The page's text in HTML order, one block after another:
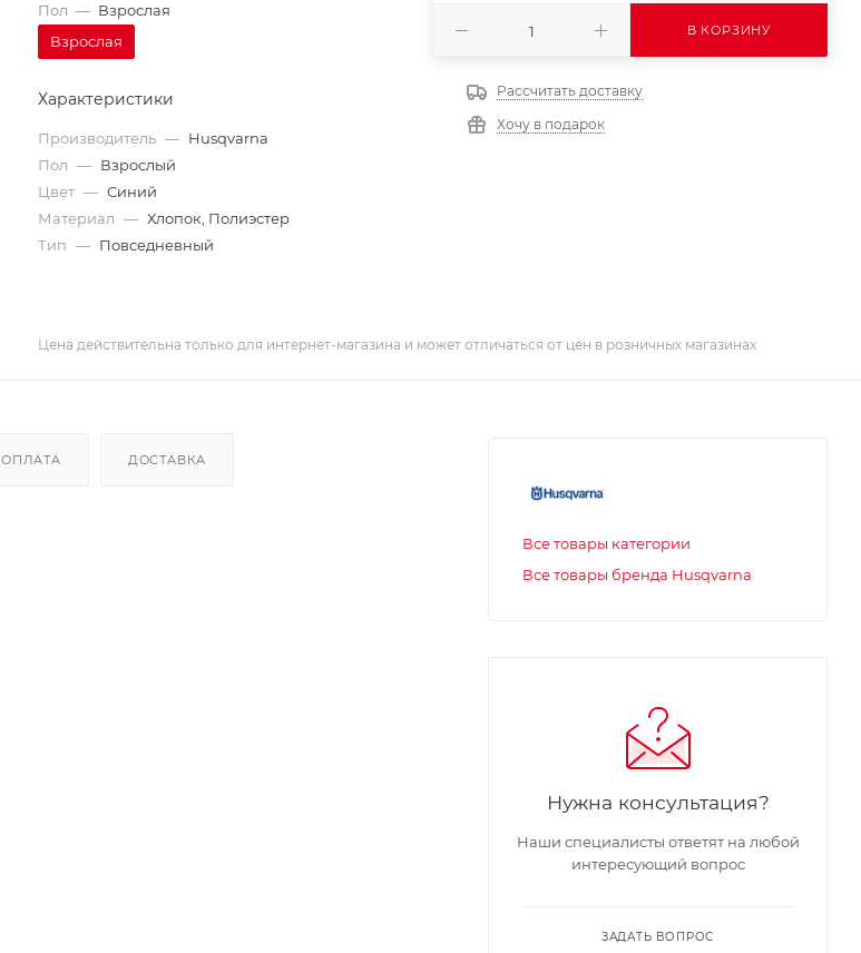
Пол — Взрослая
Взрослая
Характеристики
Производитель — Husqvarna
Пол — Взрослый
Цвет — Синий
Материал — Хлопок, Полиэстер
Тип — Повседневный
В КОРЗИНУ
Рассчитать доставку
Хочу в подарок
Цена действительна только для интернет-магазина и может отличаться от цен в розничных магазинах
ОПЛАТА ДОСТАВКА
Все товары категории
Все товары бренда Husqvarna
Нужна консультация?
Наши специалисты ответят на любой
интересующий вопрос
ЗАДАТЬ ВОПРОС